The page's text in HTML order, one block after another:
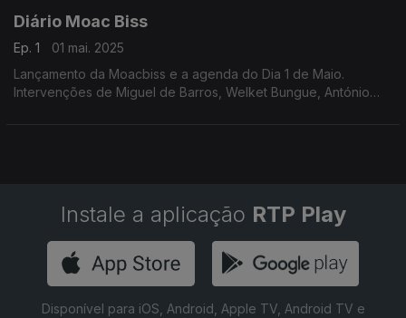
Diário Moac Biss
Ep. 1
01 mai. 2025
Lançamento da Moacbiss e a agenda do Dia 1 de Maio.
Intervenções de Miguel de Barros, Welket Bungue, António
Instale a aplicação RTP Play
Disponível para iOS, Android, Apple TV, Android TV e